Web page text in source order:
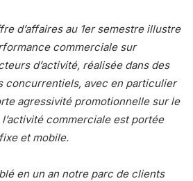
d’affaires au 1er semestre illustre
commerciale sur
d’activité, réalisée dans des
concurrentiels, avec en particulier
agressivité promotionnelle sur le
commerciale est portée
et mobile.
en un an notre parc de clients